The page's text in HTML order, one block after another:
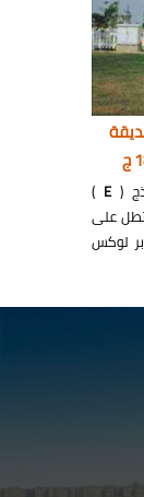
(
E
)
على
سوبر لوكس